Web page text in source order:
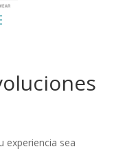
experiencia sea